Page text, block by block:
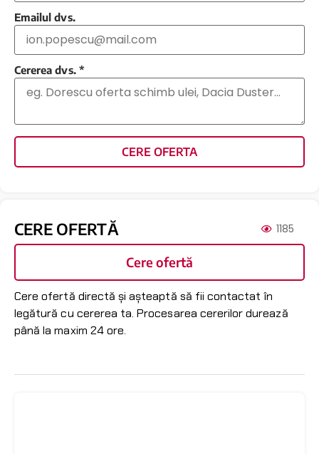
Emailul dvs.
Cererea dvs. *
CERE OFERTA
CERE OFERTĂ 1185
Cere ofertă
Cere ofertă directă și așteaptă să fii contactat în
legătură cu cererea ta. Procesarea cererilor durează
până la maxim 24 ore.